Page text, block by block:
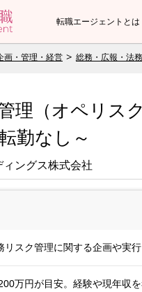
転職エージェントとは
画・管理・経営 総務・広報・法
管理（オペリ
勤なし～
ングス株式会社
リスク管理に関する企画や実
万円が目安。経験や現年収